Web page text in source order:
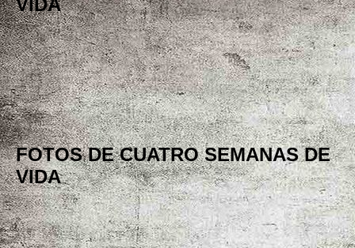
VIDA
FOTOS DE CUATRO SEMANAS DE
VIDA